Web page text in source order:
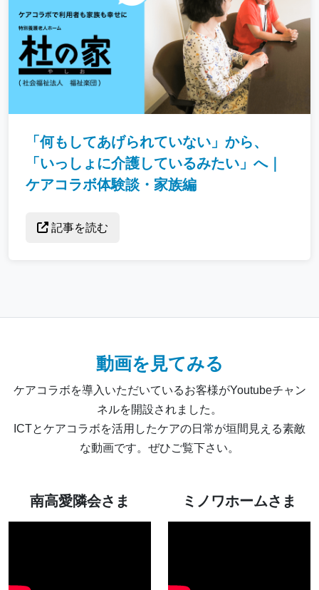
「何もしてあげられていない」から、
「いっしょに介護しているみたい」へ｜
ケアコラボ体験談・家族編
記事を読む
動画を見てみる
ケアコラボを導入いただいているお客様がYoutubeチャン
ネルを開設されました。
ICTとケアコラボを活用したケアの日常が垣間見える素敵
な動画です。ぜひご覧下さい。
南高愛隣会さま ミノワホームさま